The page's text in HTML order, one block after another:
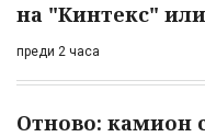
на "Кинтекс"
преди 2 часа
Отново: камион